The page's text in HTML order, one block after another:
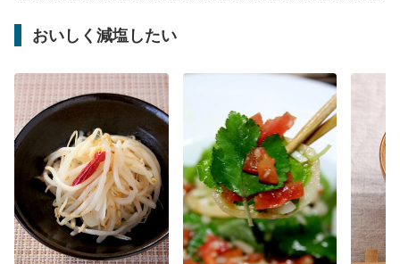
おいしく減塩したい